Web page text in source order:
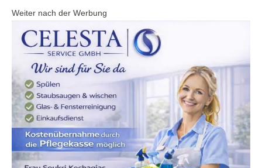
Weiter nach der Werbung